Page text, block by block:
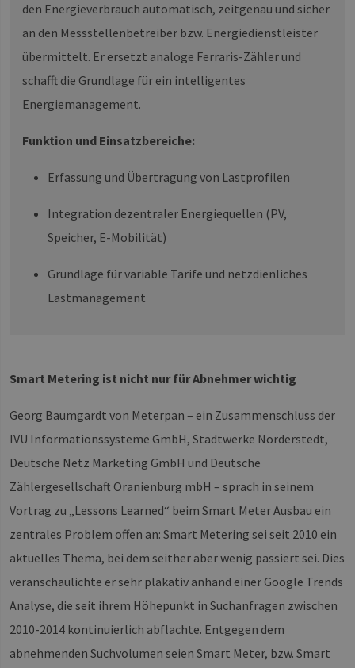
den Energieverbrauch automatisch, zeitgenau und sicher
an den Messstellenbetreiber bzw. Energiedienstleister
übermittelt. Er ersetzt analoge Ferraris-Zähler und
schafft die Grundlage für ein intelligentes
Energiemanagement.
Funktion und Einsatzbereiche:
Erfassung und Übertragung von Lastprofilen
Integration dezentraler Energiequellen (PV,
Speicher, E-Mobilität)
Grundlage für variable Tarife und netzdienliches
Lastmanagement
Smart Metering ist nicht nur für Abnehmer wichtig
Georg Baumgardt von Meterpan – ein Zusammenschluss der
IVU Informationssysteme GmbH, Stadtwerke Norderstedt,
Deutsche Netz Marketing GmbH und Deutsche
Zählergesellschaft Oranienburg mbH – sprach in seinem
Vortrag zu „Lessons Learned“ beim Smart Meter Ausbau ein
zentrales Problem offen an: Smart Metering sei seit 2010 ein
aktuelles Thema, bei dem seither aber wenig passiert sei. Dies
veranschaulichte er sehr plakativ anhand einer Google Trends
Analyse, die seit ihrem Höhepunkt in Suchanfragen zwischen
2010-2014 kontinuierlich abflachte. Entgegen dem
abnehmenden Suchvolumen seien Smart Meter, bzw. Smart